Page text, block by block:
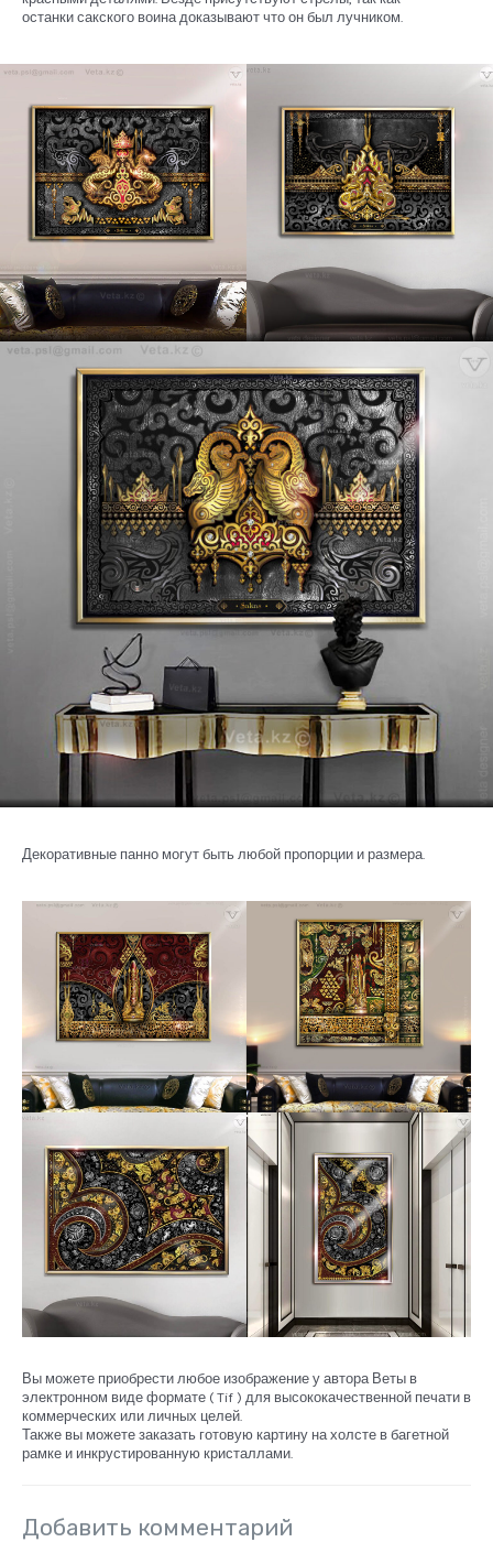
останки сакского воина доказывают что он был лучником.
Декоративные панно могут быть любой пропорции и размера.
Вы можете приобрести любое изображение у автора Веты в
электронном виде формате ( Tif ) для высококачественной печати в
коммерческих или личных целей.
Также вы можете заказать готовую картину на холсте в багетной
рамке и инкрустированную кристаллами.
Добавить комментарий